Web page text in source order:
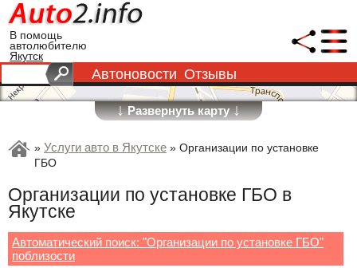
В помощь
автолюбителю
Якутск
Автоновости Отзывы
↓Развернуть карту↓
» Услуги авто в Якутске » Организации по установке
ГБО
Организации по установке ГБО в
Якутске
Автоматический поиск: "Организации по установке ГБО"
поблизости